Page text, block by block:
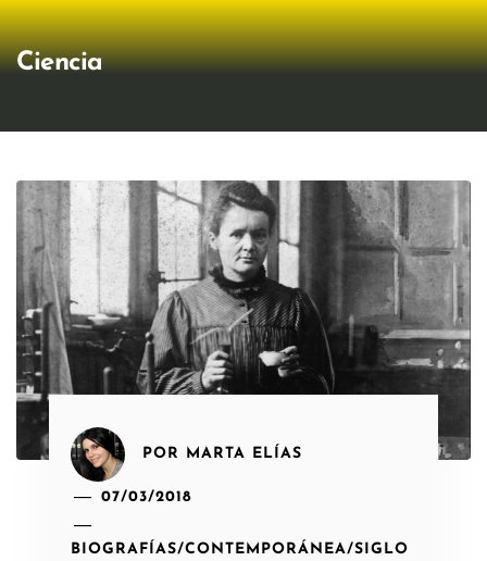
Ciencia
POR MARTA ELÍAS
07/03/2018
BIOGRAFÍAS/CONTEMPORÁNEA/SIGLO